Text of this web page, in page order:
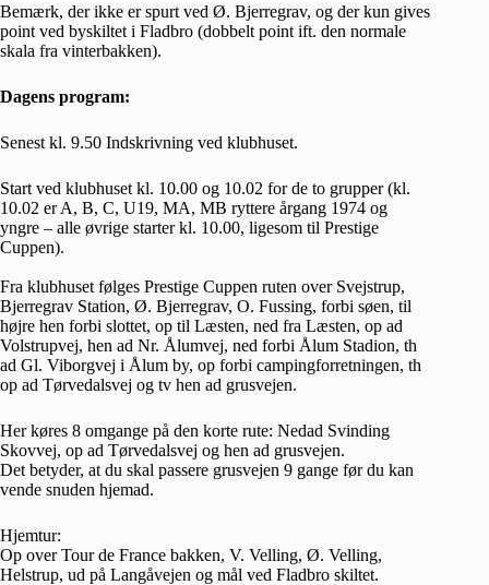
Bemærk, der ikke er spurt ved Ø. Bjerregrav, og der kun gives
point ved byskiltet i Fladbro (dobbelt point ift. den normale
skala fra vinterbakken).
Dagens program:
Senest kl. 9.50 Indskrivning ved klubhuset.
Start ved klubhuset kl. 10.00 og 10.02 for de to grupper (kl.
10.02 er A, B, C, U19, MA, MB ryttere årgang 1974 og
yngre – alle øvrige starter kl. 10.00, ligesom til Prestige
Cuppen).
Fra klubhuset følges Prestige Cuppen ruten over Svejstrup,
Bjerregrav Station, Ø. Bjerregrav, O. Fussing, forbi søen, til
højre hen forbi slottet, op til Læsten, ned fra Læsten, op ad
Volstrupvej, hen ad Nr. Ålumvej, ned forbi Ålum Stadion, th
ad Gl. Viborgvej i Ålum by, op forbi campingforretningen, th
op ad Tørvedalsvej og tv hen ad grusvejen.
Her køres 8 omgange på den korte rute: Nedad Svinding
Skovvej, op ad Tørvedalsvej og hen ad grusvejen.
Det betyder, at du skal passere grusvejen 9 gange før du kan
vende snuden hjemad.
Hjemtur:
Op over Tour de France bakken, V. Velling, Ø. Velling,
Helstrup, ud på Langåvejen og mål ved Fladbro skiltet.